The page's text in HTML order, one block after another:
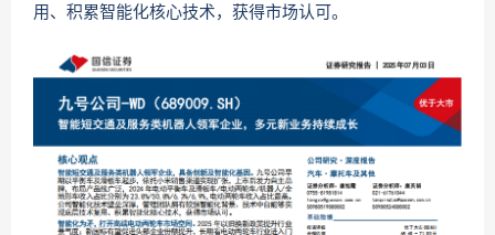
用、积累智能化核心技术，获得市场认可。